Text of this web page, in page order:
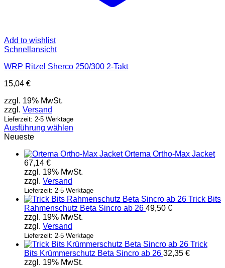
Add to wishlist
Schnellansicht
WRP Ritzel Sherco 250/300 2-Takt
15,04 €
zzgl. 19% MwSt.
zzgl. Versand
Lieferzeit: 2-5 Werktage
Ausführung wählen
Dieses
weist
mehrere
Varianten
Optionen
können
Produktseite
gewählt
werden
Neueste
Ortema Ortho-Max Jacket
67,14 €
zzgl. 19% MwSt.
zzgl. Versand
Lieferzeit: 2-5 Werktage
Trick Bits
Rahmenschutz Beta Sincro ab 26 49,50 €
zzgl. 19% MwSt.
zzgl. Versand
Lieferzeit: 2-5 Werktage
Trick
Bits Krümmerschutz Beta Sincro ab 26 32,35 €
zzgl. 19% MwSt.